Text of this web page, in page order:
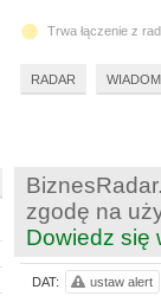
zgodę na
Dowiedz się
DAT: ustaw alert
Trwa łączenie z
RADAR